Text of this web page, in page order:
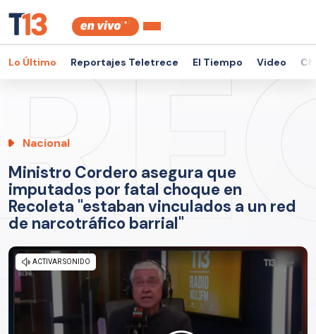
Lo Último Reportajes Teletrece El Tiempo Video
Nacional
Ministro Cordero asegura que
imputados por fatal choque en
Recoleta "estaban vinculados a un red
de narcotráfico barrial"